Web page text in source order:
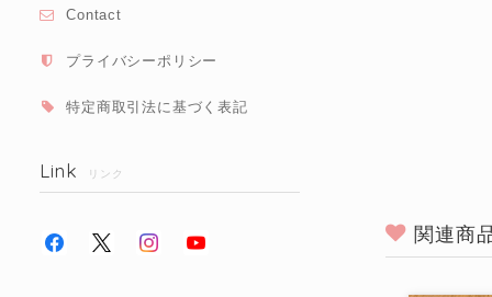
Contact
プライバシーポリシー
特定商取引法に基づく表記
Link リンク
関連商